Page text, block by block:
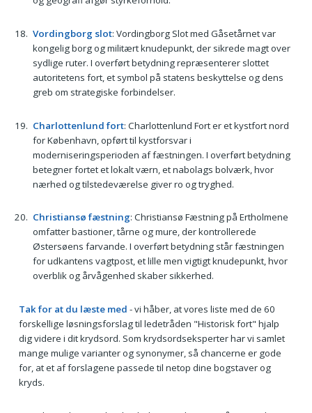
Vordingborg slot: Vordingborg Slot med Gåsetårnet var
kongelig borg og militært knudepunkt, der sikrede magt over
sydlige ruter. I overført betydning repræsenterer slottet
autoritetens fort, et symbol på statens beskyttelse og dens
greb om strategiske forbindelser.
Charlottenlund fort: Charlottenlund Fort er et kystfort nord
for København, opført til kystforsvar i
moderniseringsperioden af fæstningen. I overført betydning
betegner fortet et lokalt værn, et nabolags bolværk, hvor
nærhed og tilstedeværelse giver ro og tryghed.
Christiansø fæstning: Christiansø Fæstning på Ertholmene
omfatter bastioner, tårne og mure, der kontrollerede
Østersøens farvande. I overført betydning står fæstningen
for udkantens vagtpost, et lille men vigtigt knudepunkt, hvor
overblik og årvågenhed skaber sikkerhed.
Tak for at du læste med - vi håber, at vores liste med de 60
forskellige løsningsforslag til ledetråden "Historisk fort" hjalp
dig videre i dit krydsord. Som krydsordseksperter har vi samlet
mange mulige varianter og synonymer, så chancerne er gode
for, at et af forslagene passede til netop dine bogstaver og
kryds.